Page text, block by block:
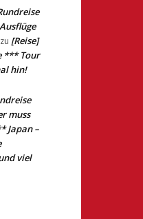
[Reise]
*** Tour
hin!
muss
Japan –
viel